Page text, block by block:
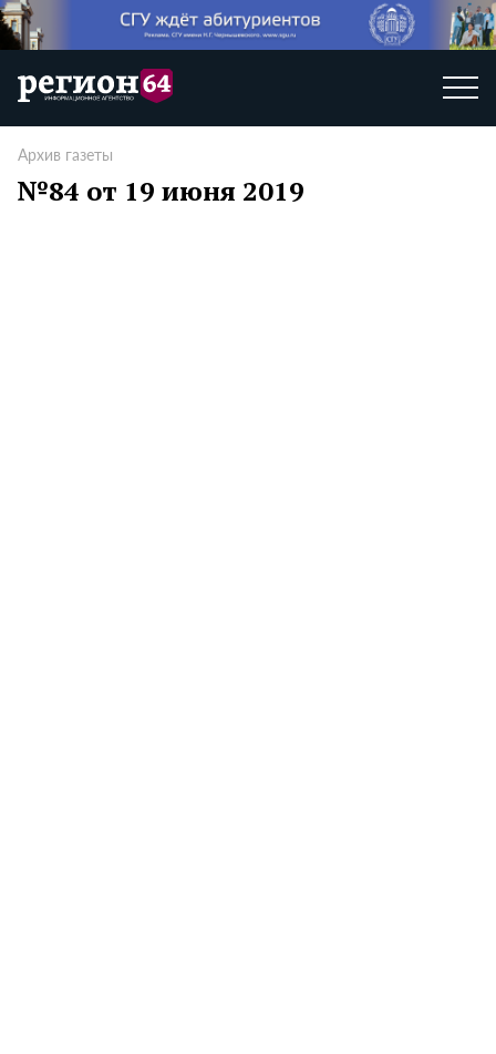
Архив газеты
№84 от 19 июня 2019